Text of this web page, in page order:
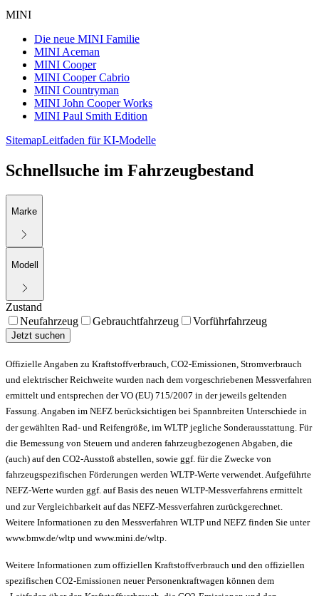
MINI
Die neue MINI Familie
MINI Aceman
MINI Cooper
MINI Cooper Cabrio
MINI Countryman
MINI John Cooper Works
MINI Paul Smith Edition
SitemapLeitfaden für KI-Modelle
Schnellsuche im Fahrzeugbestand
Marke
Modell
Zustand
Neufahrzeug
Gebrauchtfahrzeug Vorführfahrzeug
Jetzt suchen
Offizielle Angaben zu Kraftstoffverbrauch, CO2-Emissionen, Stromverbrauch
und elektrischer Reichweite wurden nach dem vorgeschriebenen Messverfahren
ermittelt und entsprechen der VO (EU) 715/2007 in der jeweils geltenden
Fassung. Angaben im NEFZ berücksichtigen bei Spannbreiten Unterschiede in
der gewählten Rad- und Reifengröße, im WLTP jegliche Sonderausstattung. Für
die Bemessung von Steuern und anderen fahrzeugbezogenen Abgaben, die
(auch) auf den CO2-Ausstoß abstellen, sowie ggf. für die Zwecke von
fahrzeugspezifischen Förderungen werden WLTP-Werte verwendet. Aufgeführte
NEFZ-Werte wurden ggf. auf Basis des neuen WLTP-Messverfahrens ermittelt
und zur Vergleichbarkeit auf das NEFZ-Messverfahren zurückgerechnet.
Weitere Informationen zu den Messverfahren WLTP und NEFZ finden Sie unter
www.bmw.de/wltp und www.mini.de/wltp.
Weitere Informationen zum offiziellen Kraftstoffverbrauch und den offiziellen
spezifischen CO2-Emissionen neuer Personenkraftwagen können dem